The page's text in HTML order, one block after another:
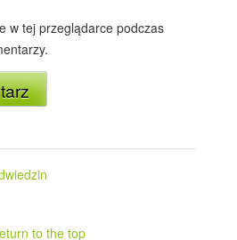
w tej przeglądarce podczas
to the top